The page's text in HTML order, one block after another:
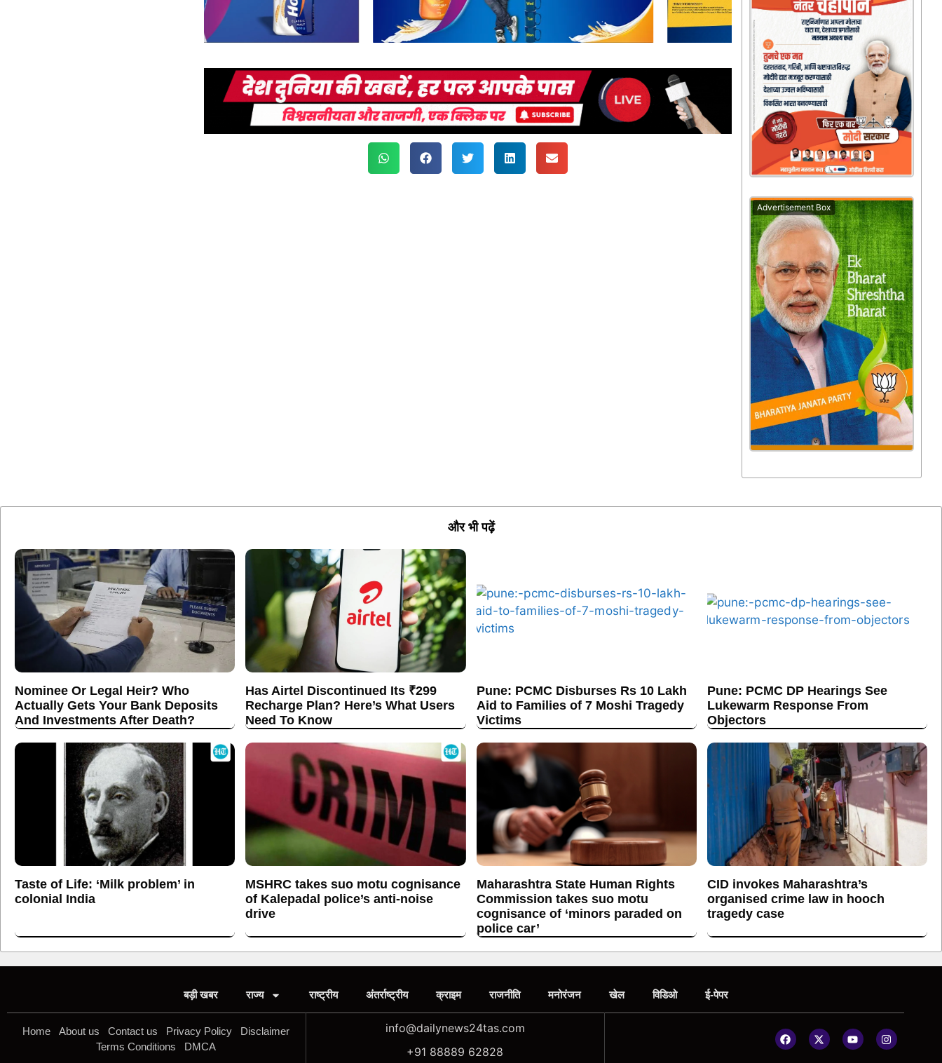
Advertisement Box
और भी पढ़ें
Nominee Or Legal Heir? Who
Actually Gets Your Bank Deposits
And Investments After Death?
Has Airtel Discontinued Its ₹299
Recharge Plan? Here’s What Users
Need To Know
Pune: PCMC Disburses Rs 10 Lakh
Aid to Families of 7 Moshi Tragedy
Victims
Pune: PCMC DP Hearings See
Lukewarm Response From
Objectors
Taste of Life: ‘Milk problem’ in
colonial India
MSHRC takes suo motu cognisance
of Kalepadal police’s anti-noise
drive
Maharashtra State Human Rights
Commission takes suo motu
cognisance of ‘minors paraded on
police car’
CID invokes Maharashtra’s
organised crime law in hooch
tragedy case
बड़ी खबर राज्य राष्ट्रीय अंतर्राष्ट्रीय क्राइम राजनीति मनोरंजन खेल विडिओ ई-पेपर
Home About us Contact us Privacy Policy
Disclaimer
Terms Conditions
DMCA
info@dailynews24tas.com
+91 88889 62828